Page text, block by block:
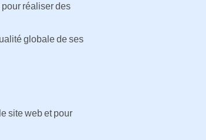
pour réaliser des
globale de ses
site web et pour